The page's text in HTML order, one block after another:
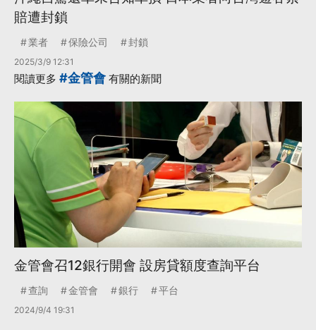
賠遭封鎖
業者 保險公司 封鎖
2025/3/9 12:31
閱讀更多 #金管會 有關的新聞
金管會召12銀行開會 設房貸額度查詢平台
查詢 金管會 銀行 平台
2024/9/4 19:31